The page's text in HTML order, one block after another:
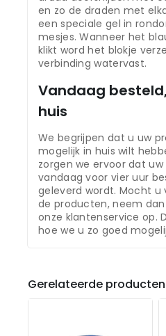
en zo de draden met
een speciale gel in
mesjes. Wanneer het
klikt word het blokje
verbinding watervast.
Vandaag
huis
We begrijpen dat u uw
mogelijk in huis wilt
zorgen we ervoor dat
vandaag voor vier uur
geleverd wordt. Mocht u
de producten, neem
onze klantenservice op.
hoe we u zo goed
Gerelateerde producten